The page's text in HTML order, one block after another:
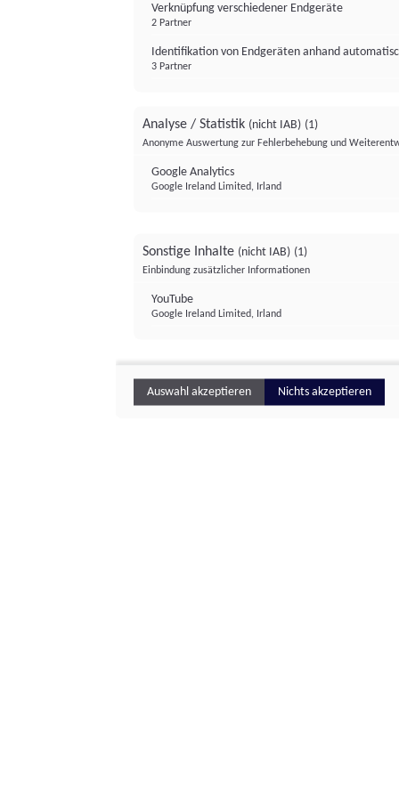
Verknüpfung verschiedener Endgeräte
2 Partner
Identifikation von Endgeräten anhand
3 Partner
Analyse / Statistik (nicht IAB) (1)
Anonyme Auswertung zur Fehlerbehebung und
Google Analytics
Google Ireland Limited, Irland
Sonstige Inhalte (nicht IAB) (1)
Einbindung zusätzlicher Informationen
YouTube
Google Ireland Limited, Irland
Auswahl akzeptieren Nichts akzeptieren